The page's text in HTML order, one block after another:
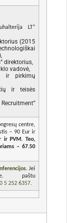
LT“
(2015
direktorius,
vadovė,
ir pirkimų
ir teisės
centre,
– 90 Eur ir
ir PVM. Teo,
– 67.50
.Jei
paštu
5 252 6357.